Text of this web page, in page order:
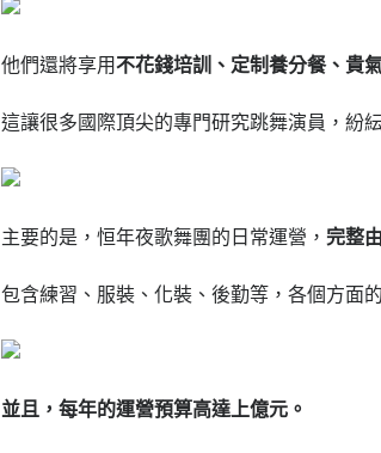
他們還將享用不花錢培訓、定制養分餐、貴
這讓很多國際頂尖的專門研究跳舞演員，紛
主要的是，恒年夜歌舞團的日常運營， 完整
包含練習、服裝、化裝、後勤等，各個方面
並且，每年的運營預算高達上億元。